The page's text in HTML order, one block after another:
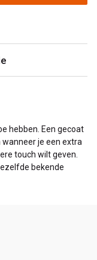
hebben. Een gecoat
je een extra
touch wilt geven.
bekende